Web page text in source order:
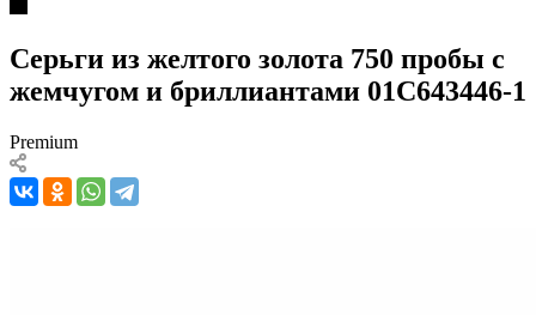
Серьги из желтого золота 750 пробы с
жемчугом и бриллиантами 01С643446-1
Premium